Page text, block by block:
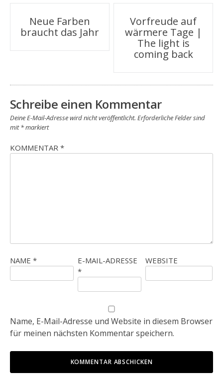
Beitragsnavigation
Neue Farben
braucht das Jahr
Vorfreude auf
wärmere Tage |
The light is
coming back
Schreibe einen Kommentar
Deine E-Mail-Adresse wird nicht veröffentlicht. Erforderliche Felder sind
mit*markiert
KOMMENTAR *
NAME *
E-MAIL-ADRESSE
*
WEBSITE
Name, E-Mail-Adresse und Website in diesem Browser
für meinen nächsten Kommentar speichern.